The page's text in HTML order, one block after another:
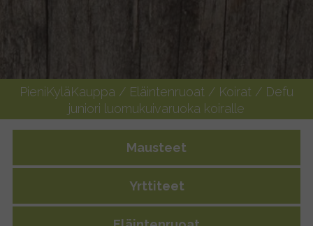
PieniKyläKauppa / Eläintenruoat / Koirat / Defu
juniori luomukuivaruoka koiralle
Mausteet
Yrttiteet